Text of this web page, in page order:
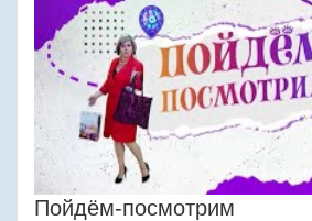
Пойдём-посмотрим